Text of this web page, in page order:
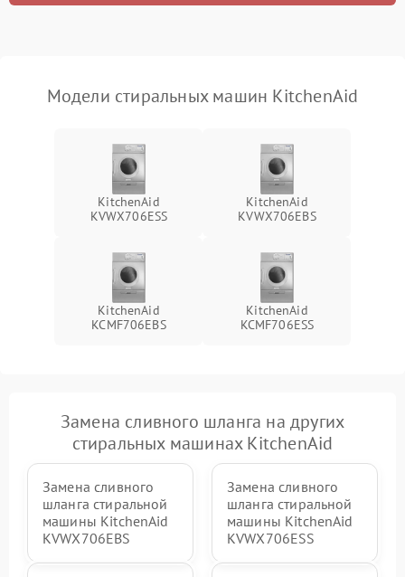
Модели стиральных машин KitchenAid
KitchenAid
KVWX706ESS
KitchenAid
KVWX706EBS
KitchenAid
KCMF706EBS
KitchenAid
KCMF706ESS
Замена сливного шланга на других
стиральных машинах KitchenAid
Замена сливного
шланга стиральной
машины KitchenAid
KVWX706EBS
Замена сливного
шланга стиральной
машины KitchenAid
KVWX706ESS